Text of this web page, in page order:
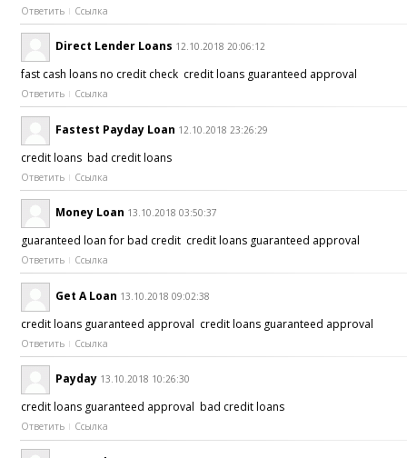
Ответить Ссылка
Direct Lender Loans 12.10.2018 20:06:12
fast cash loans no credit check credit loans guaranteed approval
Ответить Ссылка
Fastest Payday Loan 12.10.2018 23:26:29
credit loans bad credit loans
Ответить Ссылка
Money Loan 13.10.2018 03:50:37
guaranteed loan for bad credit credit loans guaranteed approval
Ответить Ссылка
Get A Loan 13.10.2018 09:02:38
credit loans guaranteed approval credit loans guaranteed approval
Ответить Ссылка
Payday 13.10.2018 10:26:30
credit loans guaranteed approval bad credit loans
Ответить Ссылка